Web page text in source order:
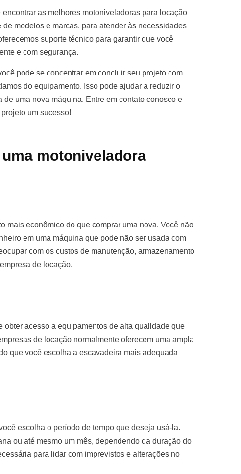
as melhores motoniveladoras para locação
modelos e marcas, para atender às necessidades
suporte técnico para garantir que você
e com segurança.
pode se concentrar em concluir seu projeto com
do equipamento. Isso pode ajudar a reduzir o
uma nova máquina. Entre em contato conosco e
um sucesso!
motoniveladora
mais econômico do que comprar uma nova. Você não
em uma máquina que pode não ser usada com
com os custos de manutenção, armazenamento
de locação.
obter acesso a equipamentos de alta qualidade que
de locação normalmente oferecem uma ampla
que você escolha a escavadeira mais adequada
escolha o período de tempo que deseja usá-la.
ou até mesmo um mês, dependendo da duração do
para lidar com imprevistos e alterações no